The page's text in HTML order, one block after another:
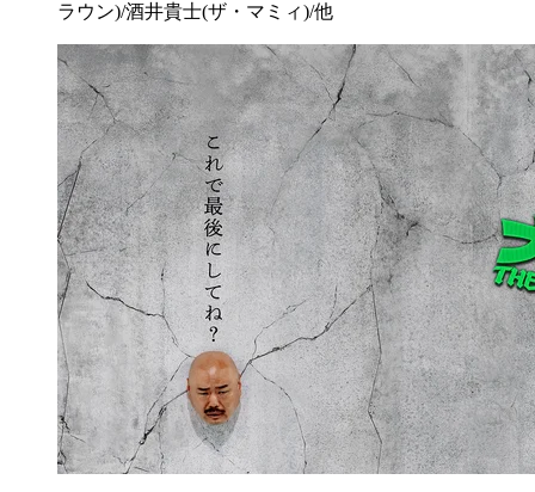
ラウン)/酒井貴士(ザ・マミィ)/他